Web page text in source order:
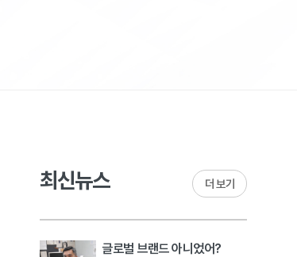
최신뉴스
글로벌 브랜드 아니었어?
더 보기